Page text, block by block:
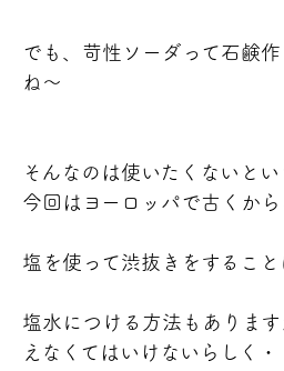
でも、苛性ソーダって石鹸
ね～
そんなのは使いたくない と
今回はヨーロッパで古くか
塩を使って渋抜きをすること
塩水につける方法もありま
えなくてはいけないらしく